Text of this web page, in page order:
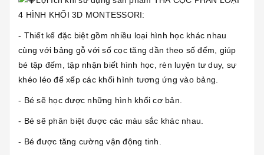
4 HÌNH KHỐI 3D MONTESSORI:
- Thiết kế đặc biệt gồm nhiều loại hình học khác nhau
cùng với bảng gỗ với số cọc tăng dần theo số đếm, giúp
bé tập đếm, tập nhận biết hình học, rèn luyện tư duy, sự
khéo léo để xếp các khối hình tương ứng vào bảng.
- Bé sẽ học được những hình khối cơ bản.
- Bé sẽ phân biệt được các màu sắc khác nhau.
- Bé được tăng cường vận động tinh.